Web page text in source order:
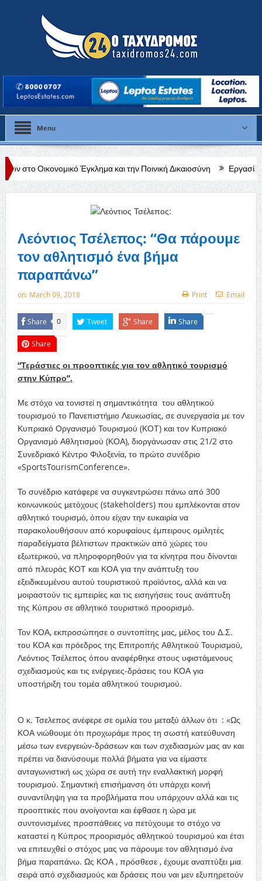
Menu
Έγκλημα και την Ποινική Δικαιοσύνη Εργασίες σε εξέλιξη στην
Λεόντιος Τσέλεπος: “Θα πάρουμε
τον αθλητισμό ένα βήμα
παραπάνω”
on: March 09, 2018 Print Email
Share 0 Tweet Share Share
Share
“Τεράστιες οι προοπτικές για τον αθλητικό τουρισμό
στην Κύπρο”.
Με στόχο να τονιστεί η σημαντικότητα του αθλητικού
τουρισμού το Πανεπιστήμιο Λευκωσίας, σε συνεργασία με τον
Κυπριακό Οργανισμό Τουρισμού (ΚΟΤ) και τον Κυπριακό
Οργανισμό Αθλητισμού (ΚΟΑ), διοργάνωσαν στις 21/2 στο
Συνεδριακό Κέντρο Φιλοξενία, το πρώτο συνέδριο
«SportsTourismConference».
Το συνέδριο κατάφερε να συγκεντρώσει πάνω από 300
κοινωνικούς μετόχους (stakeholders) που εμπλέκονται στον
αθλητικό τουρισμό, όπου είχαν την ευκαιρία να
παρακολουθήσουν από κορυφαίους έμπειρους ομιλητές
παραδείγματα βέλτιστων πρακτικών από χώρες του
εξωτερικού, να πληροφορηθούν για τα κίνητρα που δίνονται
από πλευράς ΚΟΤ και ΚΟΑ για την ανάπτυξη του
εξειδικευμένου αυτού τουριστικού προϊόντος, αλλά και να
μοιραστούν τις εμπειρίες και τις εισηγήσεις τους ανάπτυξη
της Κύπρου σε αθλητικό τουριστικό προορισμό.
Τον ΚΟΑ, εκπροσώπησε ο συντοπίτης μας, μέλος του Δ.Σ.
του ΚΟΑ και πρόεδρος της Επιτροπής Αθλητικού Τουρισμού,
Λεόντιος Τσέλεπος όπου αναφέρθηκε στους υφιστάμενους
σχεδιασμούς και τις ενέργειες-δράσεις του ΚΟΑ για
υποστήριξη του τομέα αθλητικού τουρισμού.
Ο κ. Τσελεπος ανέφερε σε ομιλία του μεταξύ άλλων ότι : «Ως
ΚΟΑ νιώθουμε ότι προχωράμε προς τη σωστή κατεύθυνση
μέσω των ενεργειών-δράσεων και των σχεδιασμών μας αν και
πρέπει να διανύσουμε πολλά βήματα για να είμαστε
ανταγωνιστική ως χώρα σε αυτή την εναλλακτική μορφή
τουρισμού. Σημαντική επισήμανση ότι υπάρχει κοινή
συναντίληψη για τα προβλήματα που υπάρχουν αλλά και τις
προοπτικές που ανοίγονται και έφθασε η ώρα με
συντονισμένες προσπάθειες να πετύχουμε το στόχο να
καταστεί η Κύπρος προορισμός αθλητικού τουρισμού και έτσι
να επιτευχθεί ο στόχος μας να πάρουμε τον αθλητισμό ένα
βήμα παραπάνω. Ως ΚΟΑ , πρόσθεσε , έχουμε αναπτύξει μια
σειρά από σχεδιασμούς και δράσεις που ναι μεν εξυπηρετούν